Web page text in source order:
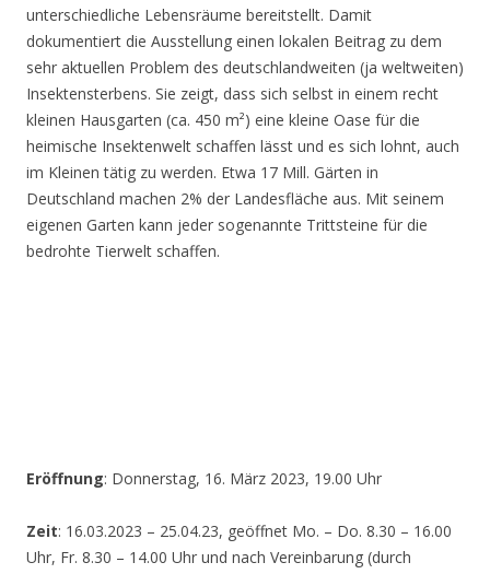
unterschiedliche Lebensräume bereitstellt. Damit
dokumentiert die Ausstellung einen lokalen Beitrag zu dem
sehr aktuellen Problem des deutschlandweiten (ja weltweiten)
Insektensterbens. Sie zeigt, dass sich selbst in einem recht
kleinen Hausgarten (ca. 450 m²) eine kleine Oase für die
heimische Insektenwelt schaffen lässt und es sich lohnt, auch
im Kleinen tätig zu werden. Etwa 17 Mill. Gärten in
Deutschland machen 2% der Landesfläche aus. Mit seinem
eigenen Garten kann jeder sogenannte Trittsteine für die
bedrohte Tierwelt schaffen.
Eröffnung: Donnerstag, 16. März 2023, 19.00 Uhr
Zeit: 16.03.2023 – 25.04.23, geöffnet Mo. – Do. 8.30 – 16.00
Uhr, Fr. 8.30 – 14.00 Uhr und nach Vereinbarung (durch